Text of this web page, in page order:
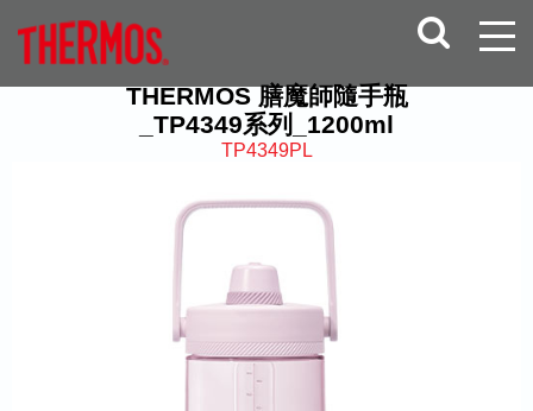
THERMOS 膳魔師隨手瓶
_TP4349系列_1200ml
TP4349PL